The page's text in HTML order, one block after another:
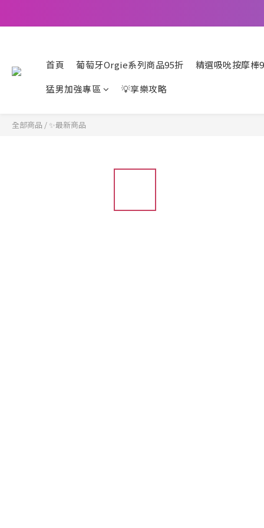
首頁 葡萄牙Orgie系列商品95折
精選吸吮按摩棒
猛男加強專區
💡享樂攻略
全部商品 / ✨最新商品